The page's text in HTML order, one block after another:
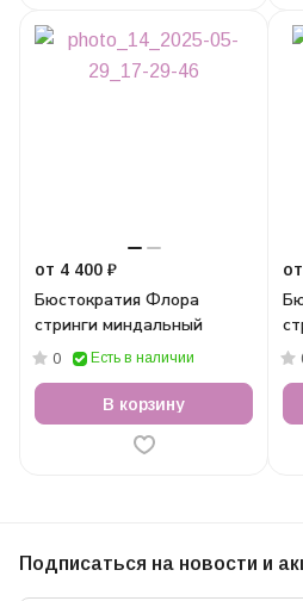
от 4 400 ₽
Бюстократия Флора
стринги миндальный
0 Есть в наличии
В корзину
Подписаться на новости и